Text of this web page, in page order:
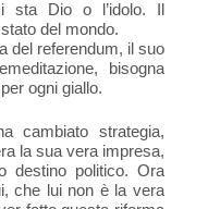
sta Dio o l’idolo. Il
del mondo.
del referendum, il suo
bisogna
ogni giallo.
cambiato strategia,
la sua vera impresa,
destino politico. Ora
che lui non è la vera